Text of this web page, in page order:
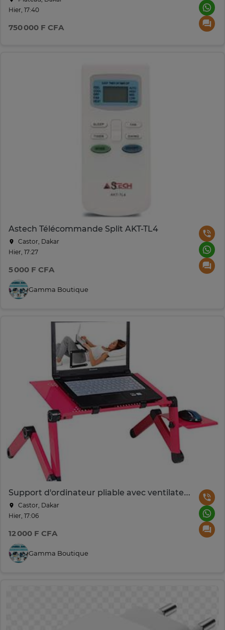
Hier, 17:40
750 000 F CFA
Astech Télécommande Split AKT-TL4
Castor, Dakar
Hier, 17:27
5 000 F CFA
Gamma Boutique
Support d'ordinateur pliable avec ventilateur
Castor, Dakar
Hier, 17:06
12 000 F CFA
Gamma Boutique